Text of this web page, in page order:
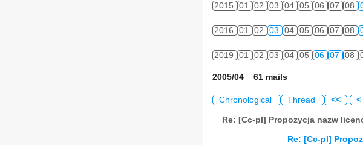
2015 01 02 03 04 05 06 07 08
2016 01 02 03 04 05 06 07 08
2019 01 02 03 04 05 06 07 08
2005/04 61 mails
Chronological Thread << <
Re: [Cc-pl] Propozycja nazw
Re: [Cc-pl]